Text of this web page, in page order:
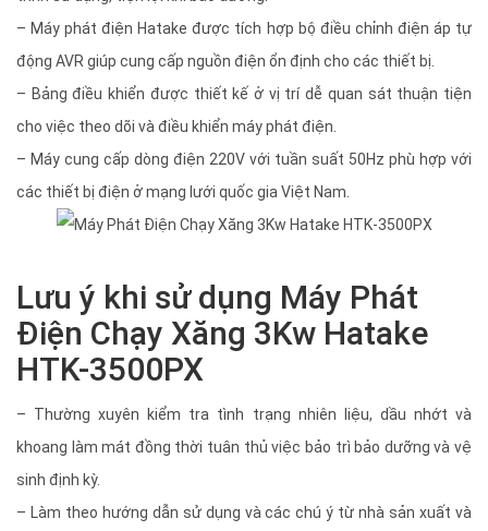
– Máy phát điện Hatake được tích hợp bộ điều chỉnh điện áp tự
động AVR giúp cung cấp nguồn điện ổn định cho các thiết bị.
– Bảng điều khiển được thiết kế ở vị trí dễ quan sát thuận tiện
cho việc theo dõi và điều khiển máy phát điện.
– Máy cung cấp dòng điện 220V với tuần suất 50Hz phù hợp với
các thiết bị điện ở mạng lưới quốc gia Việt Nam.
Lưu ý khi sử dụng Máy Phát
Điện Chạy Xăng 3Kw Hatake
HTK-3500PX
– Thường xuyên kiểm tra tình trạng nhiên liệu, dầu nhớt và
khoang làm mát đồng thời tuân thủ việc bảo trì bảo dưỡng và vệ
sinh định kỳ.
– Làm theo hướng dẫn sử dụng và các chú ý từ nhà sản xuất và